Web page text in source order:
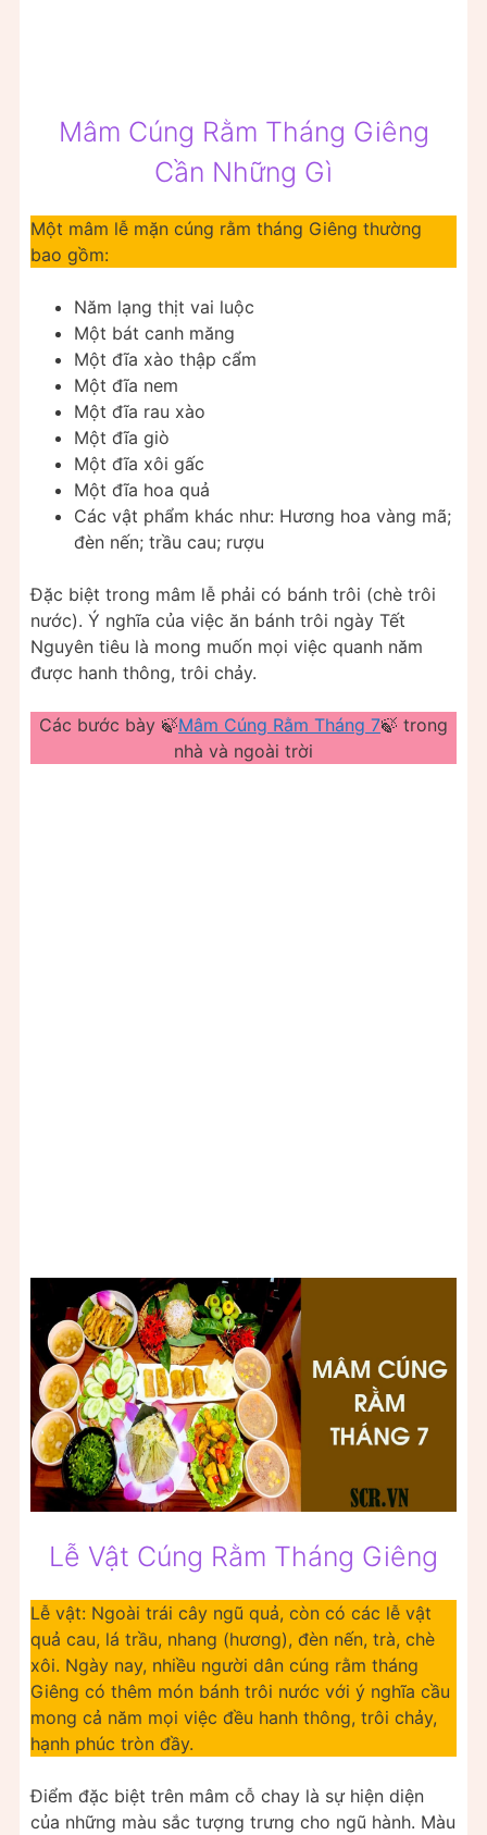
Mâm Cúng Rằm Tháng Giêng
Cần Những Gì
Một mâm lễ mặn cúng rằm tháng Giêng thường
bao gồm:
Năm lạng thịt vai luộc
Một bát canh măng
Một đĩa xào thập cẩm
Một đĩa nem
Một đĩa rau xào
Một đĩa giò
Một đĩa xôi gấc
Một đĩa hoa quả
Các vật phẩm khác như: Hương hoa vàng mã;
đèn nến; trầu cau; rượu
Đặc biệt trong mâm lễ phải có bánh trôi (chè trôi
nước). Ý nghĩa của việc ăn bánh trôi ngày Tết
Nguyên tiêu là mong muốn mọi việc quanh năm
được hanh thông, trôi chảy.
Các bước bày 🍃Mâm Cúng Rằm Tháng 7🍃 trong
nhà và ngoài trời
Lễ Vật Cúng Rằm Tháng Giêng
Lễ vật: Ngoài trái cây ngũ quả, còn có các lễ vật
quả cau, lá trầu, nhang (hương), đèn nến, trà, chè
xôi. Ngày nay, nhiều người dân cúng rằm tháng
Giêng có thêm món bánh trôi nước với ý nghĩa cầu
mong cả năm mọi việc đều hanh thông, trôi chảy,
hạnh phúc tròn đầy.
Điểm đặc biệt trên mâm cỗ chay là sự hiện diện
của những màu sắc tượng trưng cho ngũ hành. Màu